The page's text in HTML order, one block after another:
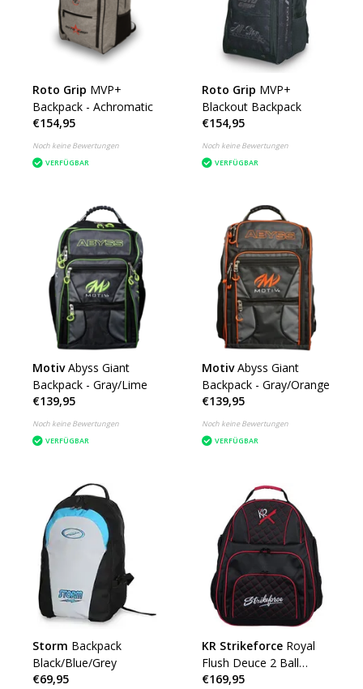
Roto Grip MVP+
Backpack - Achromatic
€154,95
Noch keine Bewertungen
VERFÜGBAR
Roto Grip MVP+
Blackout Backpack
€154,95
Noch keine Bewertungen
VERFÜGBAR
Motiv Abyss Giant
Backpack - Gray/Lime
€139,95
Noch keine Bewertungen
VERFÜGBAR
Motiv Abyss Giant
Backpack - Gray/Orange
€139,95
Noch keine Bewertungen
VERFÜGBAR
Storm Backpack
Black/Blue/Grey
€69,95
KR Strikeforce Royal
Flush Deuce 2 Ball
Backpack
€169,95